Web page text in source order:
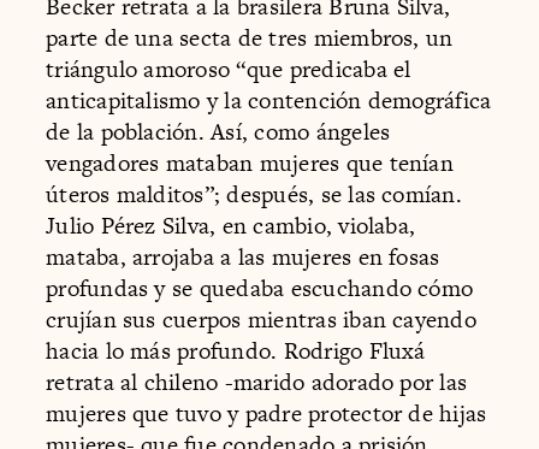
Becker retrata a la brasilera Bruna Silva,
parte de una secta de tres miembros, un
triángulo amoroso “que predicaba el
anticapitalismo y la contención demográfica
de la población. Así, como ángeles
vengadores mataban mujeres que tenían
úteros malditos”; después, se las comían.
Julio Pérez Silva, en cambio, violaba,
mataba, arrojaba a las mujeres en fosas
profundas y se quedaba escuchando cómo
crujían sus cuerpos mientras iban cayendo
hacia lo más profundo. Rodrigo Fluxá
retrata al chileno -marido adorado por las
mujeres que tuvo y padre protector de hijas